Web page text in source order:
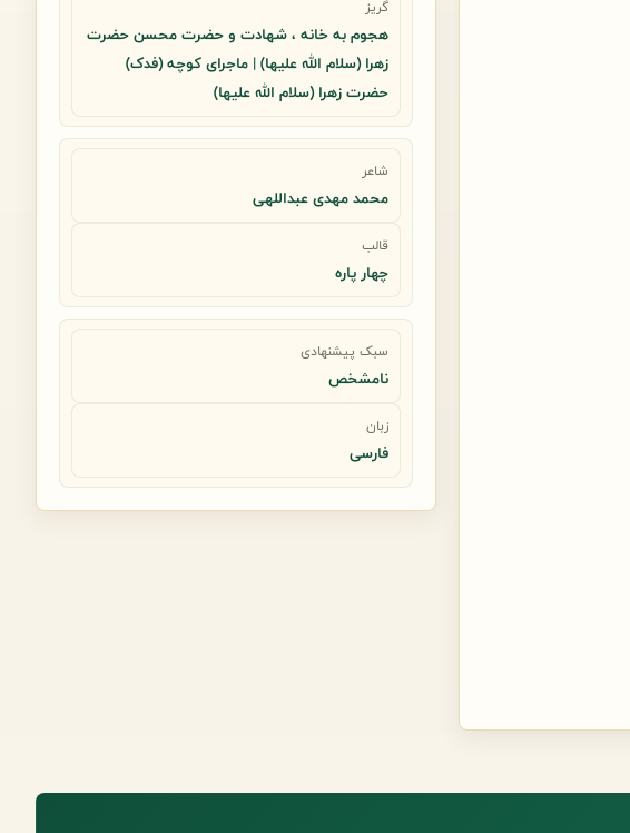
گریز
هجوم به خانه ، شهادت و حضرت محسن حضرت
زهرا (سلام الله علیها) | ماجرای کوچه (فدک)
حضرت زهرا (سلام الله علیها)
شاعر
محمد مهدی عبداللهی
قالب
چهار پاره
سبک پیشنهادی
نامشخص
زبان
فارسی